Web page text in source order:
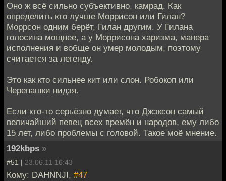
Оно ж всё сильно субъективно, камрад. Как
определить кто лучше Моррисон или Гилан?
Моррсон одним берёт, Гилан другим. У Гилана
голосина мощнее, а у Моррисона харизма, манера
исполнения и вобще он умер молодым, поэтому
считается за легенду.
Это как кто сильнее кит или слон. Робокоп или
Черепашки нидзя.
Если кто-то серьёзно думает, что Джэксон самый
величайший певец всех времён и народов, ему либо
15 лет, либо проблемы с головой. Такое моё мнение.
192kbps »
#51 | 23.06.11 16:43
Кому: DAHNNJI, #47